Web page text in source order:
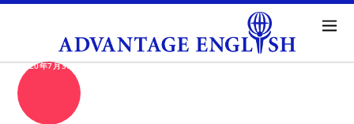
2020年7月30日